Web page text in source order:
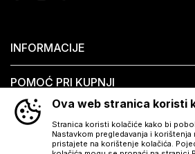
INFORMACIJE
POMOĆ PRI KUPNJI
KORISNIČKI SERVIS
Ova web stranica koristi
Stranica koristi kolačiće kako bi
Nastavkom pregledavanja i
pristajete na korištenje kolačića.